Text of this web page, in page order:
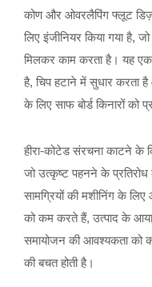
कोण और ओवरलैपिंग फ्लूट
लिए इंजीनियर किया गया है,
मिलकर काम करता है। यह
है, चिप हटाने में सुधार करता
के लिए साफ बोर्ड किनारों को
हीरा-कोटेड संरचना काटने के
जो उत्कृष्ट पहनने के
सामग्रियों की मशीनिंग के
को कम करते हैं, उत्पाद के
समायोजन की आवश्यकता
की बचत होती है।